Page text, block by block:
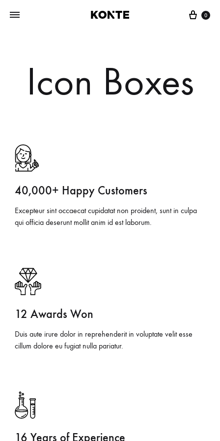
0
Icon Boxes
40,000+ Happy Customers
Excepteur sint occaecat cupidatat non proident, sunt in culpa
qui officia deserunt mollit anim id est laborum.
12 Awards Won
Duis aute irure dolor in reprehenderit in voluptate velit esse
cillum dolore eu fugiat nulla pariatur.
16 Years of Experience